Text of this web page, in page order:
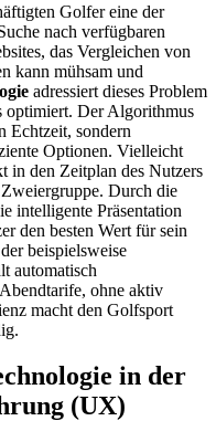
Golfer eine der
nach verfügbaren
das Vergleichen von
kann mühsam und
adressiert dieses Problem
optimiert. Der Algorithmus
Echtzeit, sondern
Optionen. Vielleicht
in den Zeitplan des Nutzers
Durch die
intelligente Präsentation
den besten Wert für sein
beispielsweise
automatisch
ohne aktiv
macht den Golfsport
in der
(UX)